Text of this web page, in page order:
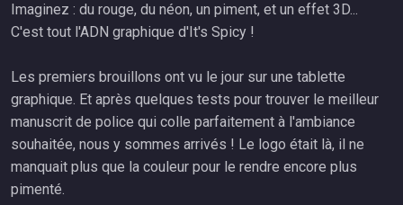
Imaginez : du rouge, du néon, un piment, et un effet 3D...
C'est tout l'ADN graphique d'It's Spicy !
Les premiers brouillons ont vu le jour sur une tablette
graphique. Et après quelques tests pour trouver le meilleur
manuscrit de police qui colle parfaitement à l'ambiance
souhaitée, nous y sommes arrivés ! Le logo était là, il ne
manquait plus que la couleur pour le rendre encore plus
pimenté.